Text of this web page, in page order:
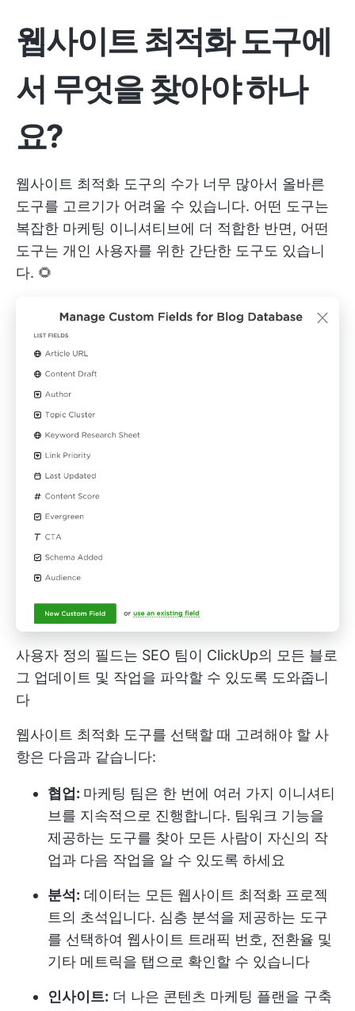
웹사이트 최적화 도구에
서 무엇을 찾아야 하나
요?
웹사이트 최적화 도구의 수가 너무 많아서 올바른
도구를 고르기가 어려울 수 있습니다. 어떤 도구는
복잡한 마케팅 이니셔티브에 더 적합한 반면, 어떤
도구는 개인 사용자를 위한 간단한 도구도 있습니
다. 🌻
사용자 정의 필드는 SEO 팀이 ClickUp의 모든 블로
그 업데이트 및 작업을 파악할 수 있도록 도와줍니
다
웹사이트 최적화 도구를 선택할 때 고려해야 할 사
항은 다음과 같습니다:
협업: 마케팅 팀은 한 번에 여러 가지 이니셔티
브를 지속적으로 진행합니다. 팀워크 기능을
제공하는 도구를 찾아 모든 사람이 자신의 작
업과 다음 작업을 알 수 있도록 하세요
분석: 데이터는 모든 웹사이트 최적화 프로젝
트의 초석입니다. 심층 분석을 제공하는 도구
를 선택하여 웹사이트 트래픽 번호, 전환율 및
기타 메트릭을 탭으로 확인할 수 있습니다
인사이트: 더 나은 콘텐츠 마케팅 플랜을 구축